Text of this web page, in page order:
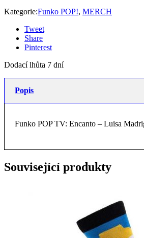
Kategorie:Funko POP!, MERCH
Tweet
Share
Pinterest
Dodací lhůta 7 dní
Popis
Funko POP TV: Encanto – Luisa
Související produkty